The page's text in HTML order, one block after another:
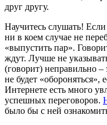
друг другу.
Научитесь слушать!
ни в коем случае не
«выпустить пар».
ждут. Лучше не
(говорит) неправильно –
не будет
Интернете есть много
успешных переговоров.
было бы с ней